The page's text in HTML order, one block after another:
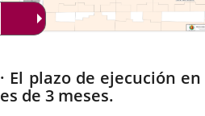
Descripción
· El plazo de ejecución
es de 3 meses.